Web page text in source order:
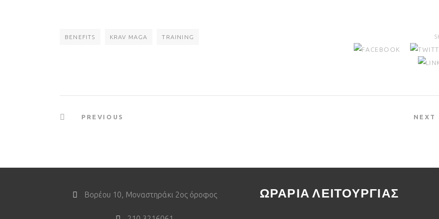
BENEFITS KRAV MAGA TRAINING
PREVIOUS NEXT
Βορέου 10, Μοναστηράκι 2ος όροφος ΩΡΑΡΙΑ ΛΕΙΤΟΥΡΓΙΑΣ